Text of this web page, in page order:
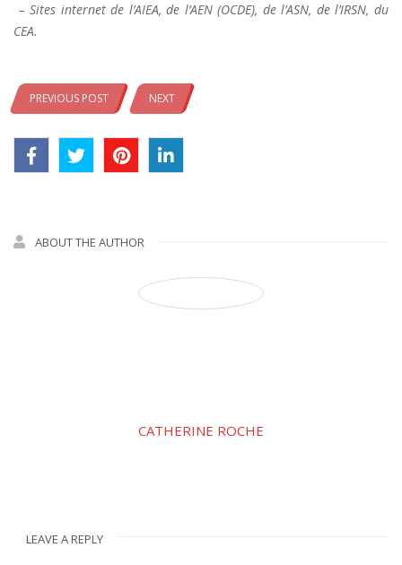
– Sites internet de l’AIEA, de l’AEN (OCDE), de l’ASN, de l’IRSN, du
CEA.
PREVIOUS POST NEXT
ABOUT THE AUTHOR
CATHERINE ROCHE
LEAVE A REPLY